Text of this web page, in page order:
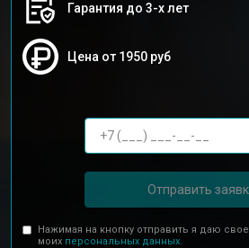
Гарантия до 3-х лет
Цена от 1950 руб
Отправить
Нажимая на кнопку отправить я даю
моих персональных данных.